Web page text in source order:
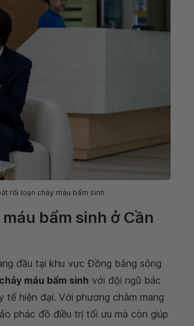
rối loạn chảy máu bẩm sinh
bẩm sinh ở Cần
đầu tại khu vực Đồng bằng sông
máu bẩm sinh với đội ngũ bác
tế hiện đại. Với phương châm mang
phác đồ điều trị tối ưu mà còn giúp